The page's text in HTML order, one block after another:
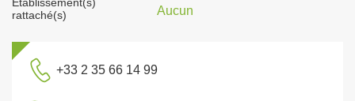
rattaché(s)
Aucun
+33 2 35 66 14 99